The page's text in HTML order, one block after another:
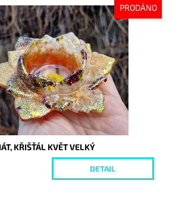
PRODÁNO
Vyprodáno
9998
KŘIŠŤÁL KVĚT VELKÝ
DETAIL